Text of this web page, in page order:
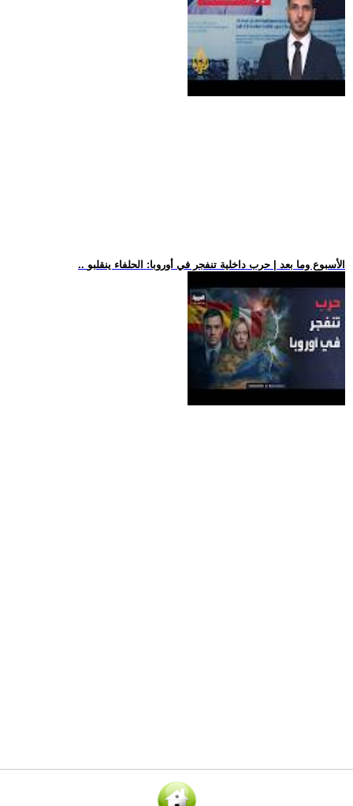
.. الأسبوع وما بعد | حرب داخلية تنفجر في أوروبا: الحلفاء ينقلبو